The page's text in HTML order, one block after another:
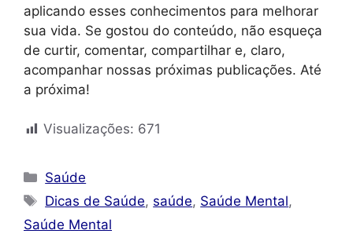
aplicando esses conhecimentos para melhorar
sua vida. Se gostou do conteúdo, não esqueça
de curtir, comentar, compartilhar e, claro,
acompanhar nossas próximas publicações. Até
a próxima!
Visualizações: 671
Categorias
Saúde
Tags
Dicas de Saúde, saúde, Saúde Mental,
Saúde Mental